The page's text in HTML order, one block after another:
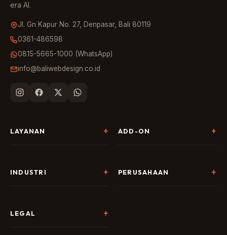
era AI.
Jl. Gn Kapur No. 27, Denpasar, Bali 80119
0361-486598
0815-5665-1000 (WhatsApp)
info@baliwebdesign.co.id
LAYANAN
SEO & AI Search
ADD-ON
Chatbot & Live Chat
INDUSTRI
Tour & Travel
PERUSAHAAN
LEGAL